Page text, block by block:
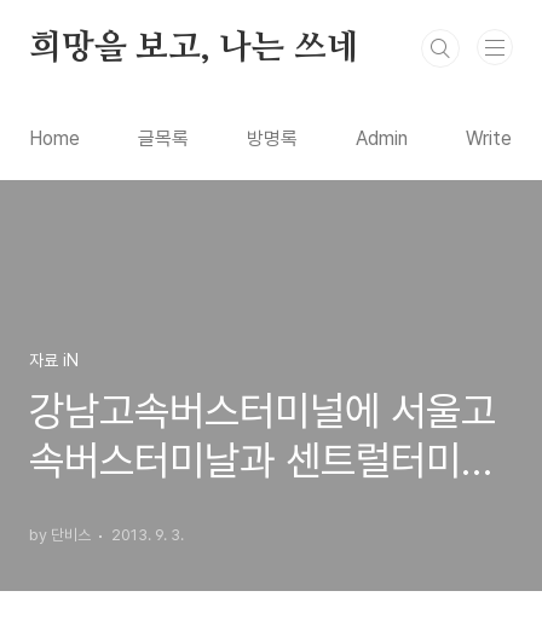
희망을 보고, 나는 쓰네
Home 글목록 방명록 Admin Write
자료 iN
강남고속버스터미널에 서울고
속버스터미날과 센트럴터미널
법,예약 전화번호
by 단비스 2013. 9. 3.